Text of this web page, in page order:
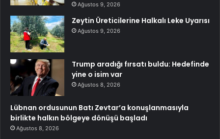
Ağustos 9, 2026
Zeytin Üreticilerine Halkalı Leke Uyarısı
Ağustos 9, 2026
Trump aradığı fırsatı buldu: Hedefinde
yine o isim var
Ağustos 8, 2026
Lübnan ordusunun Batı Zevtar’a konuşlanmasıyla
birlikte halkın bölgeye dönüşü başladı
Ağustos 8, 2026